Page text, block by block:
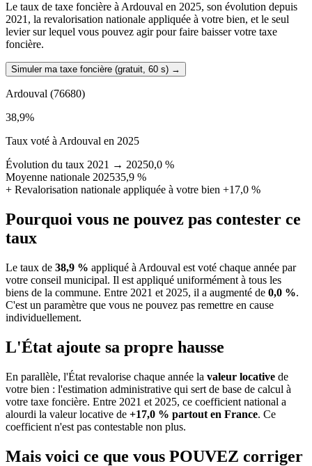
Le taux de taxe foncière à Ardouval en 2025, son évolution depuis
2021, la revalorisation nationale appliquée à votre bien, et le seul
levier sur lequel vous pouvez agir pour faire baisser votre taxe
foncière.
Simuler ma taxe foncière (gratuit, 60 s) →
Ardouval (76680)
38,9%
Taux voté à Ardouval en 2025
Évolution du taux 2021 → 20250,0 %
Moyenne nationale 202535,9 %
+ Revalorisation nationale appliquée à votre bien +17,0 %
Pourquoi vous ne pouvez pas contester ce
taux
Le taux de 38,9 % appliqué à Ardouval est voté chaque année par
votre conseil municipal. Il est appliqué uniformément à tous les
biens de la commune. Entre 2021 et 2025, il a augmenté de 0,0 %.
C'est un paramètre que vous ne pouvez pas remettre en cause
individuellement.
L'État ajoute sa propre hausse
En parallèle, l'État revalorise chaque année la valeur locative de
votre bien : l'estimation administrative qui sert de base de calcul à
votre taxe foncière. Entre 2021 et 2025, ce coefficient national a
alourdi la valeur locative de +17,0 % partout en France. Ce
coefficient n'est pas contestable non plus.
Mais voici ce que vous POUVEZ corriger